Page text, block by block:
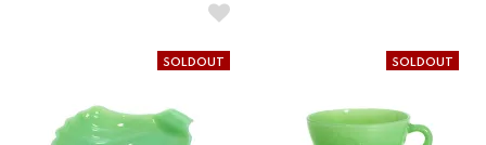
SOLDOUT SOLDOUT